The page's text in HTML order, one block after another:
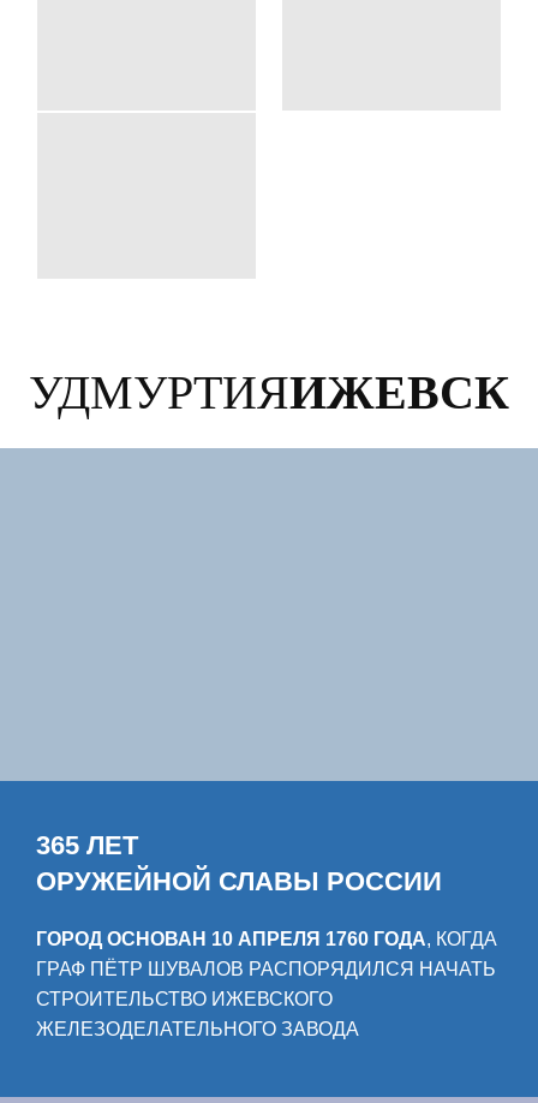
УДМУРТИЯИЖЕВСК
365 ЛЕТ
ОРУЖЕЙНОЙ СЛАВЫ РОССИИ
ГОРОД ОСНОВАН 10 АПРЕЛЯ 1760 ГОДА, КОГДА
ГРАФ ПЁТР ШУВАЛОВ РАСПОРЯДИЛСЯ НАЧАТЬ
СТРОИТЕЛЬСТВО ИЖЕВСКОГО
ЖЕЛЕЗОДЕЛАТЕЛЬНОГО ЗАВОДА